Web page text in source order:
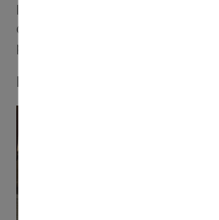
occupation, mais aussi la
pour offrir un spectacle ».
Marc ( Equistoria)